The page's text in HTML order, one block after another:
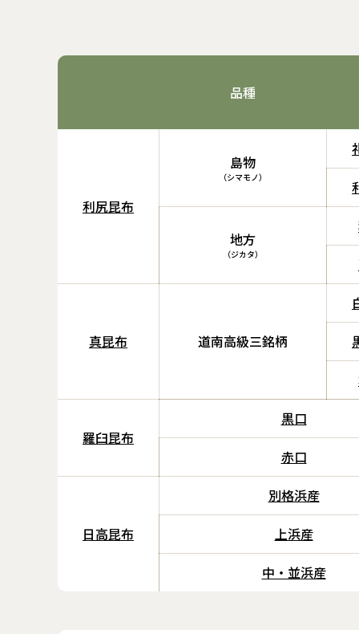
品種
利尻昆布
島物
（シマモノ）
地方
（ジカタ）
真昆布 道南高級三銘柄
羅臼昆布
黒口
赤口
日高昆布
別格浜産
上浜産
中・並浜産